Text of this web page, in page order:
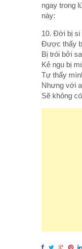
ngay trong
này:
10. Ðời bị si
Ðược thấy
Bị trói bởi
Kẻ ngu bị
Tự thấy
Nhưng với
Sẽ không